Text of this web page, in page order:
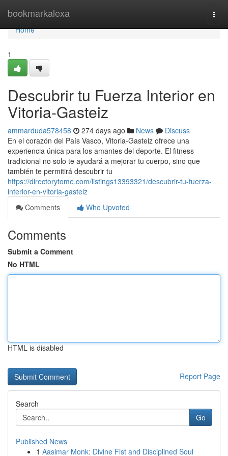
bookmarkalexa
Home
Home
1
Descubrir tu Fuerza Interior en
Vitoria-Gasteiz
ammarduda578458 274 days ago News
Discuss
En el corazón del País Vasco, Vitoria-Gasteiz ofrece una
experiencia única para los amantes del deporte. El fitness
tradicional no solo te ayudará a mejorar tu cuerpo, sino que
también te permitirá descubrir tu
https://directorytome.com/listings13393321/descubrir-tu-fuerza-
interior-en-vitoria-gasteiz
Comments
Who Upvoted
Comments
Submit a Comment
No HTML
HTML is disabled
Report Page
Search
Go
Published News
1 Aasimar Monk: Divine Fist and Disciplined Soul